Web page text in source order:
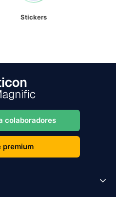
Stickers
colaboradores
premium